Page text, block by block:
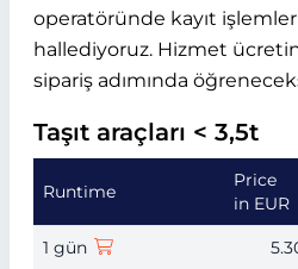
operatöründe kayıt
hallediyoruz. Hizmet
sipariş adımında
Taşıt araçları < 3,5t
Runtime
Price
in EUR
1 gün